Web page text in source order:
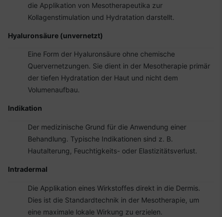
die Applikation von Mesotherapeutika zur
Kollagenstimulation und Hydratation darstellt.
Hyaluronsäure (unvernetzt)
Eine Form der Hyaluronsäure ohne chemische
Quervernetzungen. Sie dient in der Mesotherapie primär
der tiefen Hydratation der Haut und nicht dem
Volumenaufbau.
Indikation
Der medizinische Grund für die Anwendung einer
Behandlung. Typische Indikationen sind z. B.
Hautalterung, Feuchtigkeits- oder Elastizitätsverlust.
Intradermal
Die Applikation eines Wirkstoffes direkt in die Dermis.
Dies ist die Standardtechnik in der Mesotherapie, um
eine maximale lokale Wirkung zu erzielen.